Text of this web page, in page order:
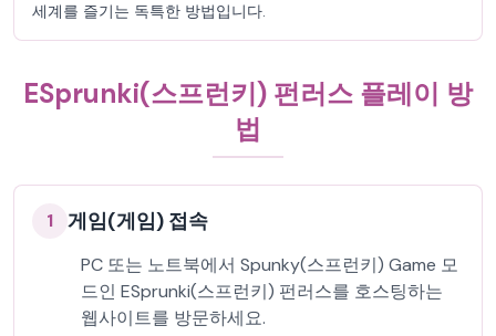
세계를 즐기는 독특한 방법입니다.
ESprunki(스프런키) 펀러스 플레이 방
법
1 게임(게임) 접속
PC 또는 노트북에서 Spunky(스프런키) Game 모
드인 ESprunki(스프런키) 펀러스를 호스팅하는
웹사이트를 방문하세요.